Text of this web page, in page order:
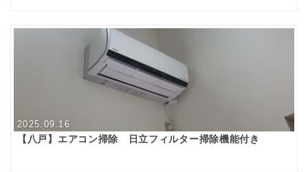
2025.09.16
【八戸】エアコン掃除 日立フィルター掃除機能付き